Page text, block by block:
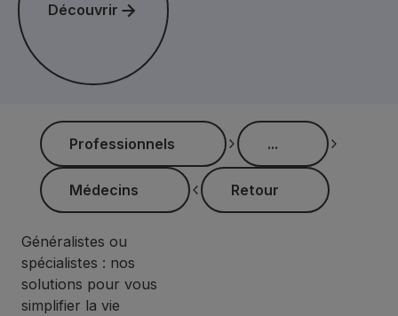
Découvrir
Professionnels
Professionnels
...
...
Médecins
Médecins
Retour
Retour
Généralistes ou
spécialistes : nos
solutions pour vous
simplifier la vie